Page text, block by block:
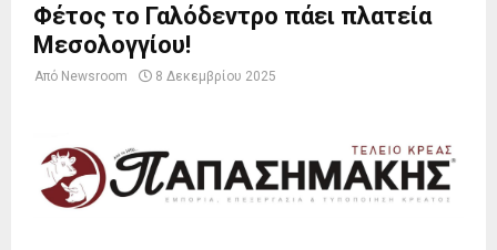
Φέτος το Γαλόδεντρο πάει πλατεία
Μεσολογγίου!
Από Newsroom 8 Δεκεμβρίου 2025